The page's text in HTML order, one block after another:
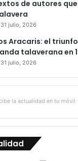
de autores
31 julio, 2026
Aracaris: el
talaverana en
31 julio, 2026
la actualidad en tu móvil